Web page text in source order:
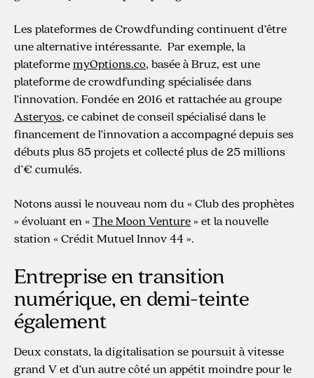
Les plateformes de Crowdfunding continuent d’être
une alternative intéressante. Par exemple, la
plateformemyOptions.co, basée à Bruz, est une
plateforme de crowdfunding spécialisée dans
l’innovation. Fondée en 2016 et rattachée au groupe
Asteryos, ce cabinet de conseil spécialisé dans le
financement de l’innovation a accompagné depuis ses
débuts plus 85 projets et collecté plus de 25 millions
d’€ cumulés.
Notons aussi le nouveau nom du « Club des prophètes
» évoluant en «The Moon Venture» et la nouvelle
station « Crédit Mutuel Innov 44 ».
Entreprise en transition
numérique, en demi-teinte
également
Deux constats, la digitalisation se poursuit à vitesse
grand V et d’un autre côté un appétit moindre pour le